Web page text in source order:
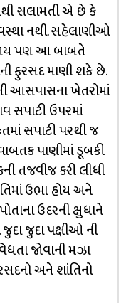
સલામતી એ છે કે
નથી. સહેલાણીઓ
પણ આ બાબતે
ફુરસદ માણી શકે છે.
આસપાસના ખેતરોમાં
સપાટી ઉપરમાં
સપાટી પરથી જ
પાણીમાં ડૂબકી
તજવીજ કરી લીધી
ઉભા હોય અને
ઉદરની ક્ષુધાને
જુદા પક્ષીઓ ની
જોવાની મઝા
અને શાંતિનો